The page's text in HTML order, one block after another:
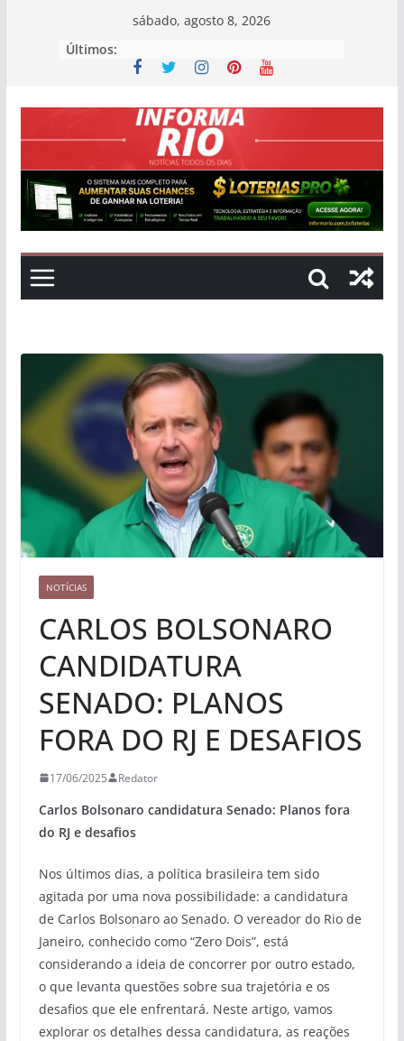
sábado, agosto 8, 2026
Últimos:
NOTÍCIAS
CARLOS BOLSONARO
CANDIDATURA
SENADO: PLANOS
FORA DO RJ E DESAFIOS
17/06/2025 Redator
Carlos Bolsonaro candidatura Senado: Planos fora
do RJ e desafios
Nos últimos dias, a política brasileira tem sido
agitada por uma nova possibilidade: a candidatura
de Carlos Bolsonaro ao Senado. O vereador do Rio de
Janeiro, conhecido como “Zero Dois”, está
considerando a ideia de concorrer por outro estado,
o que levanta questões sobre sua trajetória e os
desafios que ele enfrentará. Neste artigo, vamos
explorar os detalhes dessa candidatura, as reações